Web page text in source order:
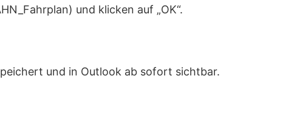
und klicken auf „OK“.
und in Outlook ab sofort sichtbar.